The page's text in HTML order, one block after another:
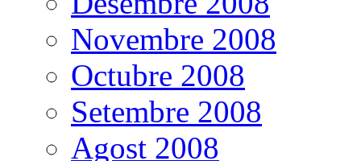
Novembre 2008
Octubre 2008
Setembre 2008
Agost 2008